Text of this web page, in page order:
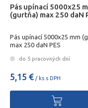
Pás upínací 5000x25
(gurtňa) max 250 daN
Pás upínací 5000x25 mm
max 250 daN PES
do 5 pracovných dní
5,15 € / ks s DPH